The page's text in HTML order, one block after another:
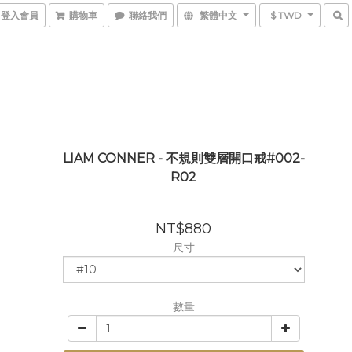
登入會員 購物車 聯絡我們 繁體中文 $ TWD
LIAM CONNER - 不規則雙層開口戒#002-
R02
NT$880
尺寸
數量